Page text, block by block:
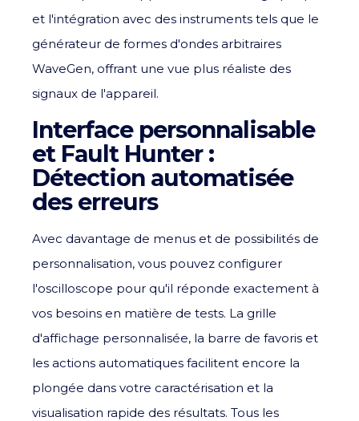
et l'intégration avec des instruments tels que le
générateur de formes d'ondes arbitraires
WaveGen, offrant une vue plus réaliste des
signaux de l'appareil.
Interface personnalisable
et Fault Hunter :
Détection automatisée
des erreurs
Avec davantage de menus et de possibilités de
personnalisation, vous pouvez configurer
l'oscilloscope pour qu'il réponde exactement à
vos besoins en matière de tests. La grille
d'affichage personnalisée, la barre de favoris et
les actions automatiques facilitent encore la
plongée dans votre caractérisation et la
visualisation rapide des résultats. Tous les